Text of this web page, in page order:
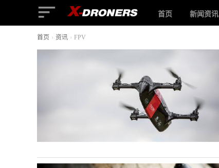
首页 新闻资讯
首页 › 资讯 › FPV